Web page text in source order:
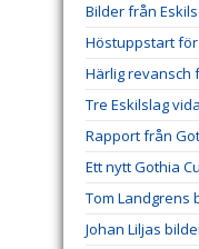
Bilder från
Höstuppstart
Härlig revansch
Tre Eskilslag
Rapport från
Ett nytt Gothia
Tom Landgrens
Johan Liljas